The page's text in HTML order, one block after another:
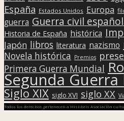
España Estados Unidos Europa
guerra Guerra civil
Historia de España histórica
Japón libros literatura nazismo
Novela histórica Premios
Primera Guerra Mundial
Segunda Guerra
Siglo XIX siglo XVI siglo XX
Todos los derechos pertenecen a Hislibris Asociación